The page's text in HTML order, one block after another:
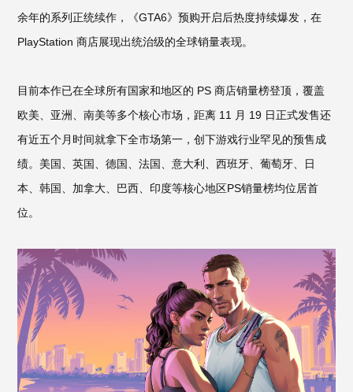
余年的系列正统续作，《GTA6》预购开启后热度持续爆发，在
PlayStation 商店展现出统治级的全球销量表现。
目前本作已在全球所有国家和地区的 PS 商店销量榜登顶，覆盖
欧美、亚洲、南美等多个核心市场，距离 11 月 19 日正式发售还
有近五个月时间就拿下全市场第一，创下游戏行业罕见的预售成
绩。美国、英国、德国、法国、意大利、西班牙、葡萄牙、日
本、韩国、加拿大、巴西、印度等核心地区PS销量榜均位居首
位。